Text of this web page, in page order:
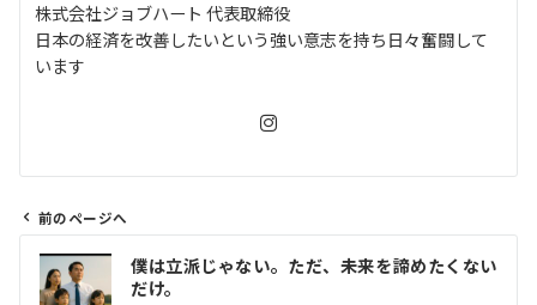
株式会社ジョブハート 代表取締役
日本の経済を改善したいという強い意志を持ち日々奮闘して
います
前のページへ
僕は立派じゃない。ただ、未来を諦めたくない
だけ。